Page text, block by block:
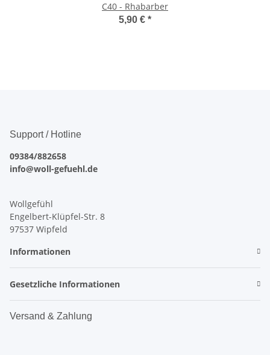
C40 - Rhabarber
5,90 € *
Support / Hotline
09384/882658
info@woll-gefuehl.de
Wollgefühl
Engelbert-Klüpfel-Str. 8
97537 Wipfeld
Informationen
Gesetzliche Informationen
Versand & Zahlung